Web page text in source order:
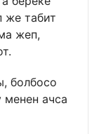
же табит
жеп,
болбосо
ачса